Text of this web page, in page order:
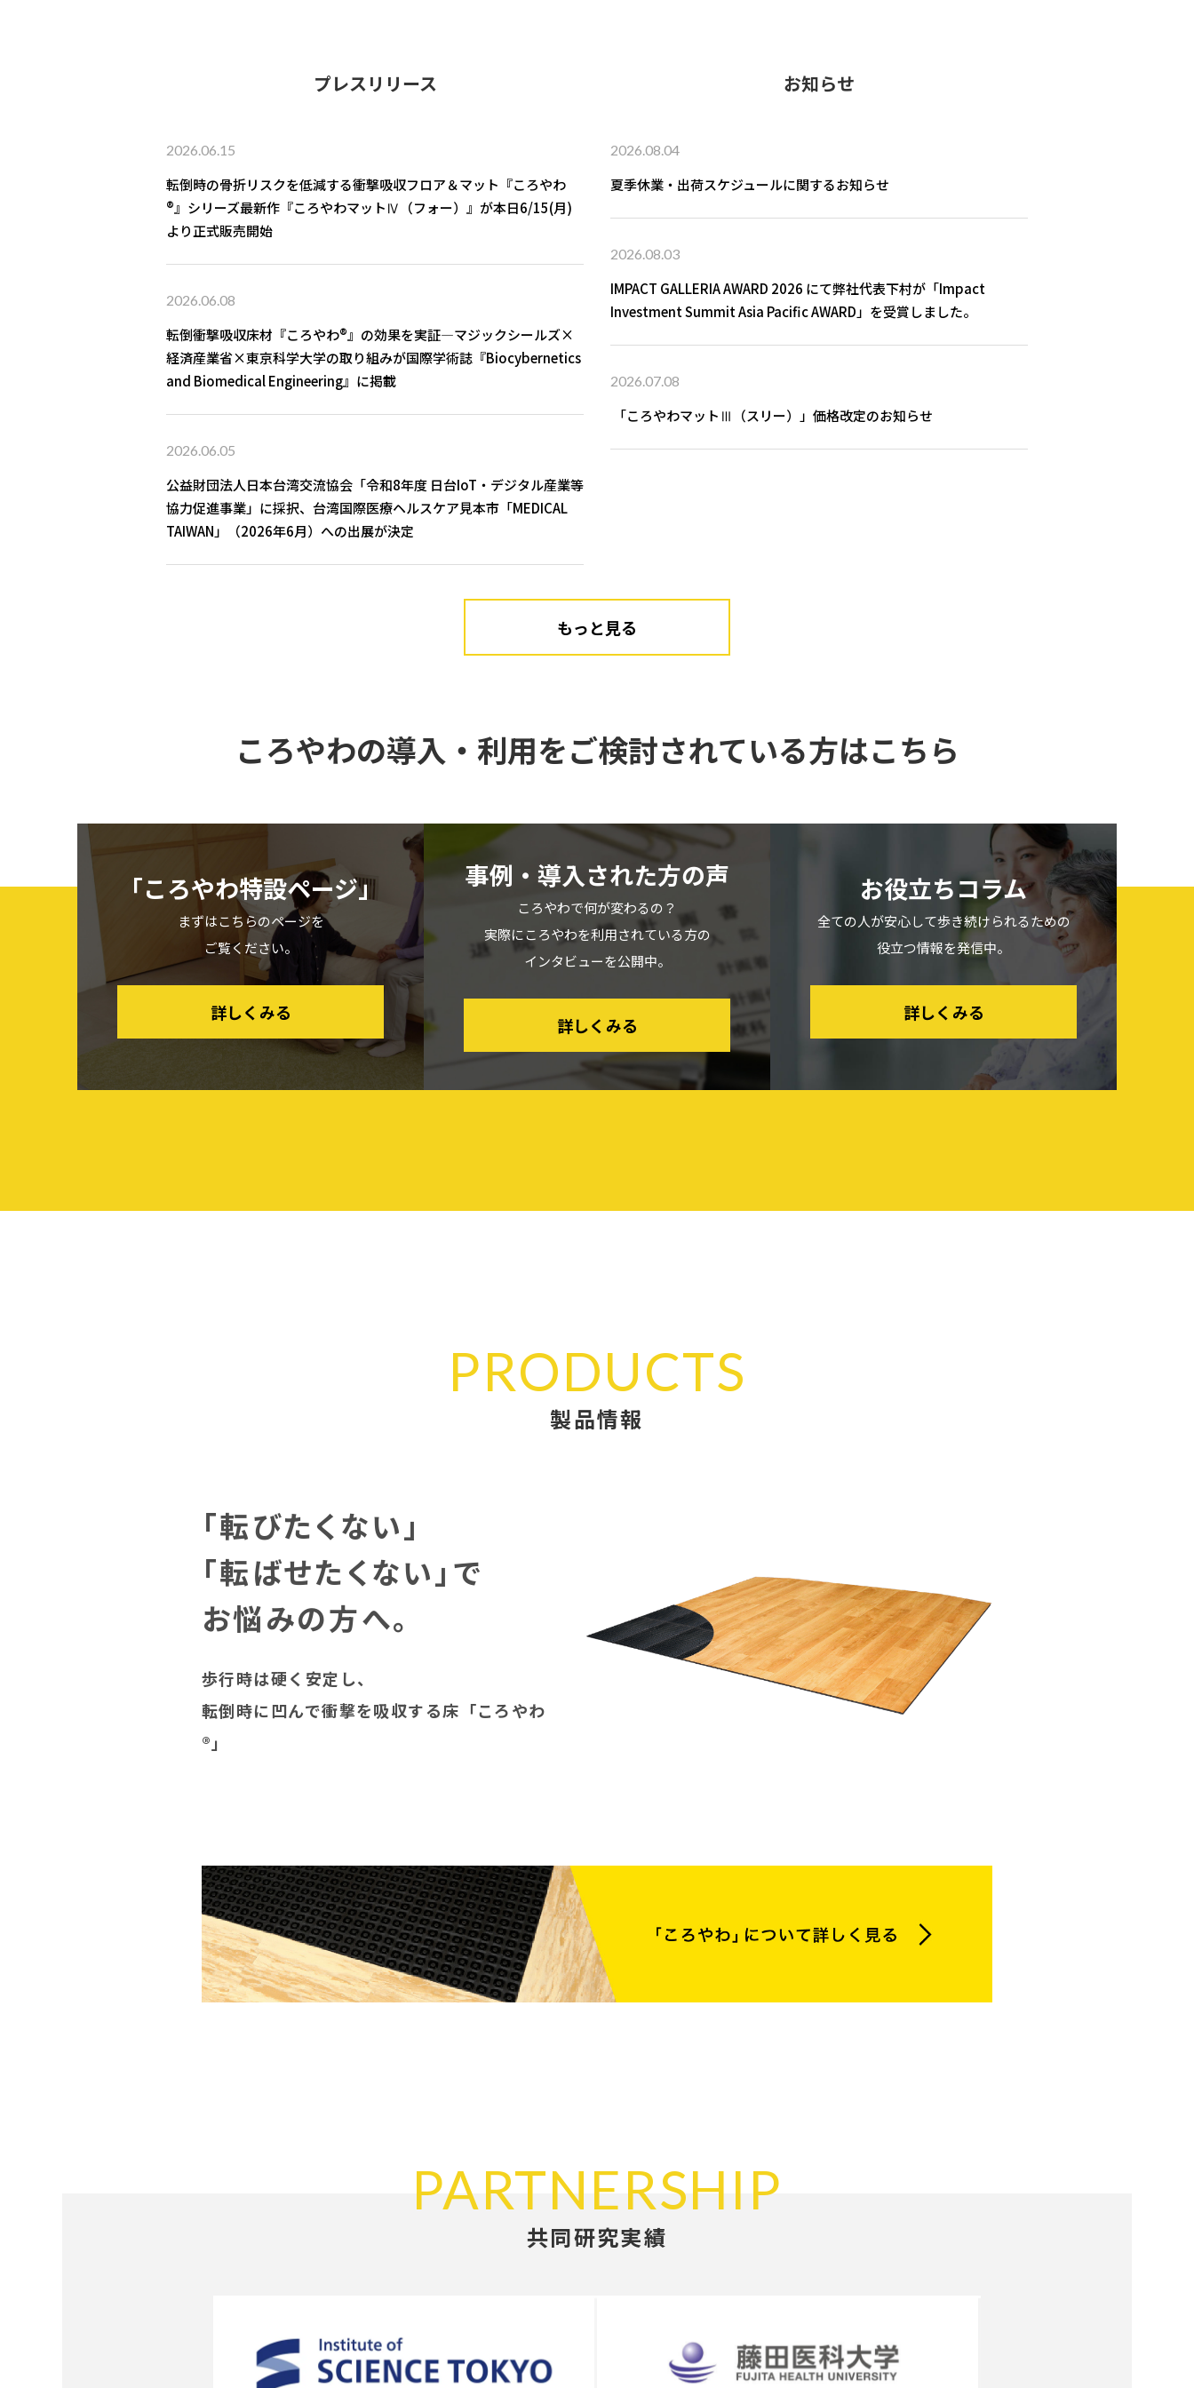
プレスリリース
2026.06.15
転倒時の骨折リスクを低減する衝撃吸収フロア＆マット『ころやわ
®』シリーズ最新作『ころやわマットⅣ（フォー）』が本日6/15(月)
より正式販売開始
2026.06.08
転倒衝撃吸収床材『ころやわ®』の効果を実証—マジックシールズ×
経済産業省×東京科学大学の取り組みが国際学術誌『Biocybernetics
and Biomedical Engineering』に掲載
2026.06.05
公益財団法人日本台湾交流協会「令和8年度 日台IoT・デジタル産業等
協力促進事業」に採択、台湾国際医療ヘルスケア見本市「MEDICAL
TAIWAN」（2026年6月）への出展が決定
お知らせ
2026.08.04
夏季休業・出荷スケジュールに関するお知らせ
2026.08.03
IMPACT GALLERIA AWARD 2026 にて弊社代表下村が「Impact
Investment Summit Asia Pacific AWARD」を受賞しました。
2026.07.08
「ころやわマットⅢ（スリー）」価格改定のお知らせ
もっと見る
ころやわの導入・利用をご検討されている方はこちら
「ころやわ特設ページ」
まずはこちらのページを
ご覧ください。
詳しくみる
事例・導入された方の声
ころやわで何が変わるの？
実際にころやわを利用されている方の
インタビューを公開中。
詳しくみる
お役立ちコラム
全ての人が安心して歩き続けられるための
役立つ情報を発信中。
詳しくみる
PRODUCTS
製品情報
「転びたくない」
「転ばせたくない」で
お悩みの方へ。
歩行時は硬く安定し、
転倒時に凹んで衝撃を吸収する床「ころやわ
®︎」
PARTNERSHIP
共同研究実績